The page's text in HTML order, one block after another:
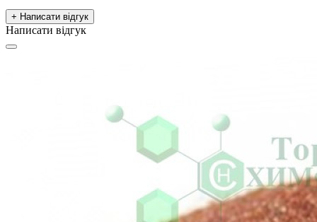
+ Написати відгук
Написати відгук